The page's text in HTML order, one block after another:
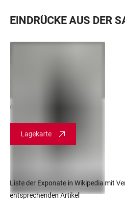
EINDRÜCKE AUS DER
69120 Heidelberg
Lagekarte
Liste der Exponate in Wikipedia mit
entsprechenden Artikel